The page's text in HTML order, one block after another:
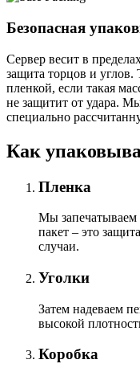
Безопасная
Сервер весит в
защита торцов и углов.
пленкой, если такая
не защитит от удара.
специально
Как
Пленка
Мы запечатываем
пакет – это
случаи.
Уголки
Затем надеваем
высокой
Коробка